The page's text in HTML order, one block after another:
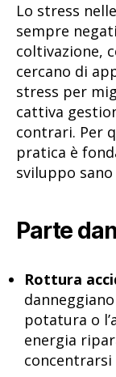
Lo stress
sempre
coltivazione,
cercano di
stress per
cattiva
contrari. Per
pratica è
sviluppo
Parte
Rottura
potatura o
energia